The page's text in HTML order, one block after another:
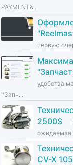
PAYMENT&...
первую
удобства
''Запч...
2500S
ожидаемая
CV-X